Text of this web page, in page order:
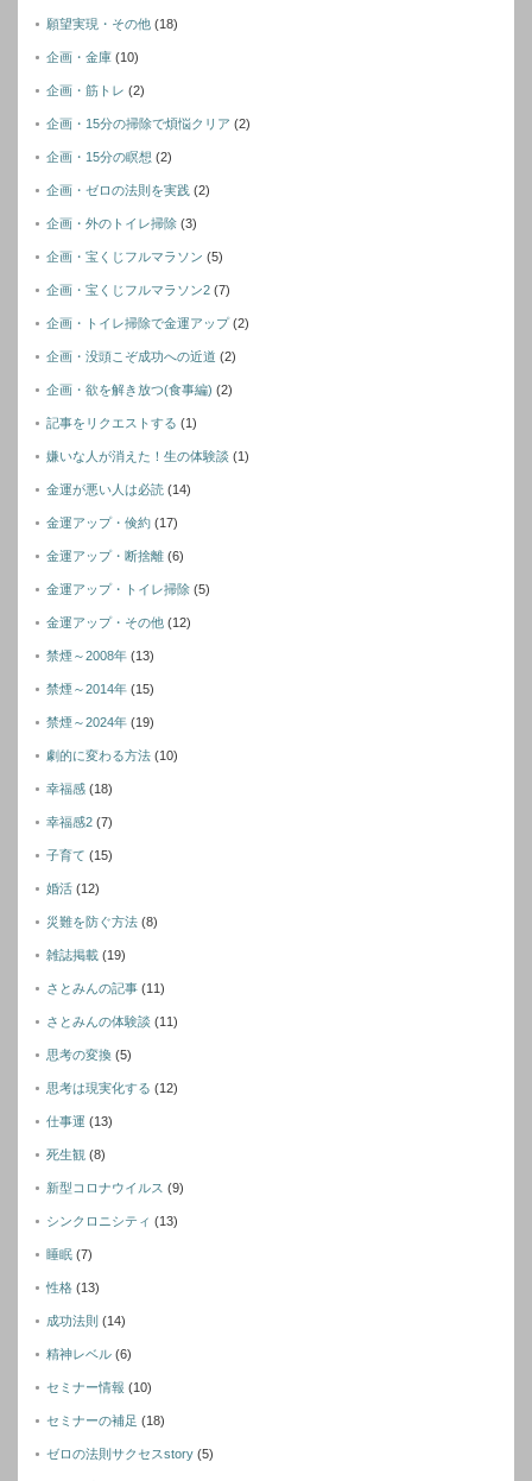
願望実現・その他 (18)
企画・金庫 (10)
企画・筋トレ (2)
企画・15分の掃除で煩悩クリア (2)
企画・15分の瞑想 (2)
企画・ゼロの法則を実践 (2)
企画・外のトイレ掃除 (3)
企画・宝くじフルマラソン (5)
企画・宝くじフルマラソン2 (7)
企画・トイレ掃除で金運アップ(2)
企画・没頭こぞ成功への近道 (2)
企画・欲を解き放つ(食事編) (2)
記事をリクエストする (1)
嫌いな人が消えた！生の体験談 (1)
金運が悪い人は必読 (14)
金運アップ・倹約 (17)
金運アップ・断捨離 (6)
金運アップ・トイレ掃除 (5)
金運アップ・その他 (12)
禁煙～2008年 (13)
禁煙～2014年 (15)
禁煙～2024年 (19)
劇的に変わる方法 (10)
幸福感 (18)
幸福感2 (7)
子育て (15)
婚活 (12)
災難を防ぐ方法 (8)
雑誌掲載 (19)
さとみんの記事 (11)
さとみんの体験談 (11)
思考の変換 (5)
思考は現実化する (12)
仕事運 (13)
死生観 (8)
新型コロナウイルス (9)
シンクロニシティ (13)
睡眠 (7)
性格 (13)
成功法則 (14)
精神レベル (6)
セミナー情報 (10)
セミナーの補足 (18)
ゼロの法則サクセスstory (5)